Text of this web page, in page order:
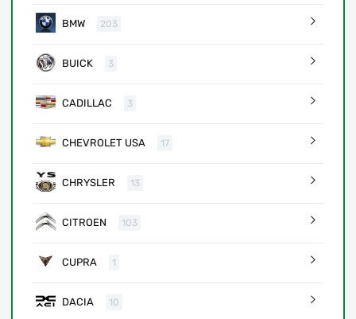
BMW 203
BUICK 3
CADILLAC 3
CHEVROLET USA 17
CHRYSLER 13
CITROEN 103
CUPRA 1
DACIA 10